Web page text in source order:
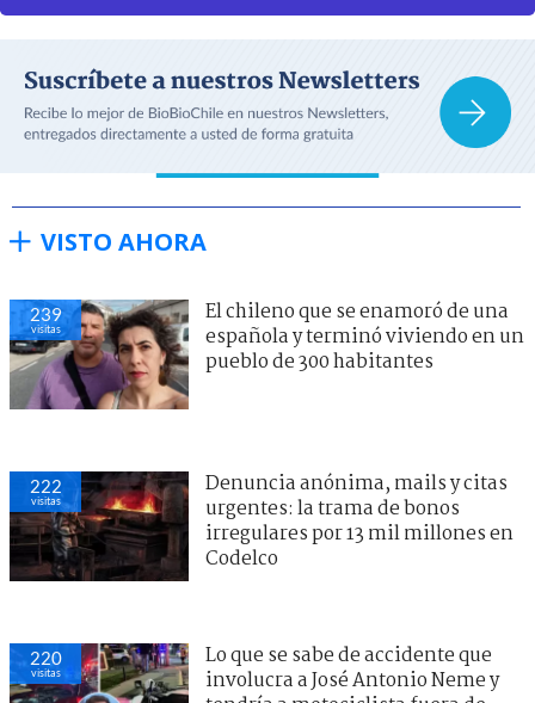
VISTO AHORA
239
visitas
El chileno que se enamoró de una
española y terminó viviendo en un
pueblo de 300 habitantes
222
visitas
Denuncia anónima, mails y citas
urgentes: la trama de bonos
irregulares por 13 mil millones en
Codelco
220
visitas
Lo que se sabe de accidente que
involucra a José Antonio Neme y